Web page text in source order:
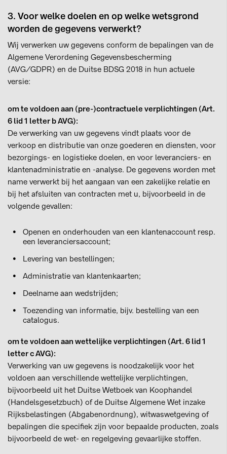
3. Voor welke doelen en op welke wetsgrond
worden de gegevens verwerkt?
Wij verwerken uw gegevens conform de bepalingen van de
Algemene Verordening Gegevensbescherming
(AVG/GDPR) en de Duitse BDSG 2018 in hun actuele
versie:
om te voldoen aan (pre-)contractuele verplichtingen (Art.
6 lid 1 letter b AVG):
De verwerking van uw gegevens vindt plaats voor de
verkoop en distributie van onze goederen en diensten, voor
bezorgings- en logistieke doelen, en voor leveranciers- en
klantenadministratie en -analyse. De gegevens worden met
name verwerkt bij het aangaan van een zakelijke relatie en
bij het afsluiten van contracten met u, bijvoorbeeld in de
volgende gevallen:
Openen en onderhouden van een klantenaccount resp.
een leveranciersaccount;
Levering van bestellingen;
Administratie van klantenkaarten;
Deelname aan wedstrijden;
Toezending van informatie, bijv. bestelling van een
catalogus.
om te voldoen aan wettelijke verplichtingen (Art. 6 lid 1
letter c AVG):
Verwerking van uw gegevens is noodzakelijk voor het
voldoen aan verschillende wettelijke verplichtingen,
bijvoorbeeld uit het Duitse Wetboek van Koophandel
(Handelsgesetzbuch) of de Duitse Algemene Wet inzake
Rijksbelastingen (Abgabenordnung), witwaswetgeving of
bepalingen die specifiek zijn voor bepaalde producten, zoals
bijvoorbeeld de wet- en regelgeving gevaarlijke stoffen.